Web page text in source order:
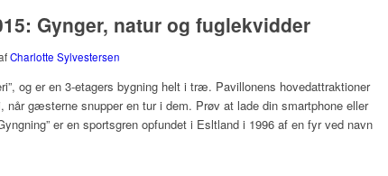
Gynger, natur og fuglekvidder
Charlotte Sylvestersen
og er en 3-etagers bygning helt i træ. Pavillonens hovedattraktioner
når gæsterne snupper en tur i dem. Prøv at lade din smartphone eller
er en sportsgren opfundet i Esltland i 1996 af en fyr ved navn